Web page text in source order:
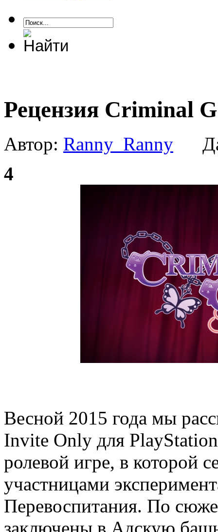
Рецензия Criminal
Автор: Ranny_Ranny
4
Весной 2015 года мы
Invite Only для
ролевой игре, в которой
участницами
Перевоспитания. По